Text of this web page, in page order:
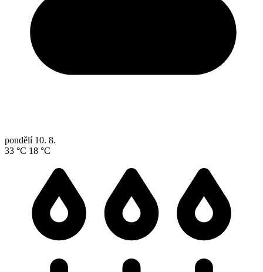
pondělí 10. 8.
33 °C 18 °C